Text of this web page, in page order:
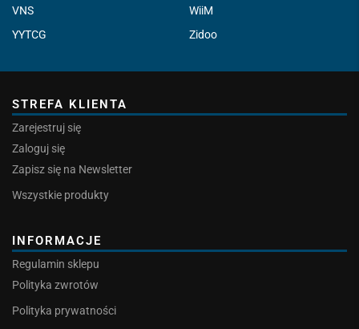
VNS
WiiM
YYTCG
Zidoo
STREFA KLIENTA
Zarejestruj się
Zaloguj się
Zapisz się na Newsletter
Wszystkie produkty
INFORMACJE
Regulamin sklepu
Polityka zwrotów
Polityka prywatności